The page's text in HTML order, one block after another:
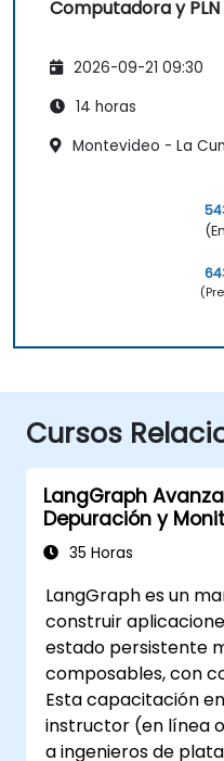
Computadora y PLN
2026-09-21 09:30
14 horas
Montevideo - La
Cursos
LangGraph
Depuración y
Complejos
35 Horas
LangGraph es un
construir
estado persistente
composables, con
Esta capacitación
instructor (en línea
a ingenieros de